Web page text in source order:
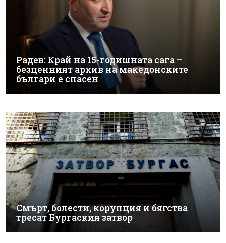
Радев: Край на 15-годишната сага –
безценният архив на македонските
българи е спасен
Смърт, болести, корупция и бягства
тресат Бургаския затвор